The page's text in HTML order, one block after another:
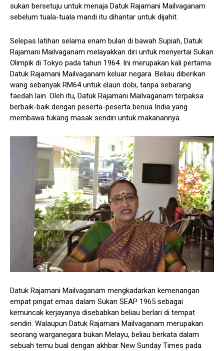
sukan bersetuju untuk menaja Datuk Rajamani Mailvaganam
sebelum tuala-tuala mandi itu dihantar untuk dijahit.
Selepas latihan selama enam bulan di bawah Supiah, Datuk
Rajamani Mailvaganam melayakkan diri untuk menyertai Sukan
Olimpik di Tokyo pada tahun 1964. Ini merupakan kali pertama
Datuk Rajamani Mailvaganam keluar negara. Beliau diberikan
wang sebanyak RM64 untuk elaun dobi, tanpa sebarang
faedah lain. Oleh itu, Datuk Rajamani Mailvaganam terpaksa
berbaik-baik dengan peserta-peserta benua India yang
membawa tukang masak sendiri untuk makanannya.
Datuk Rajamani Mailvaganam mengkadarkan kemenangan
empat pingat emas dalam Sukan SEAP 1965 sebagai
kemuncak kerjayanya disebabkan beliau berlari di tempat
sendiri. Walaupun Datuk Rajamani Mailvaganam merupakan
seorang warganegara bukan Melayu, beliau berkata dalam
sebuah temu bual dengan akhbar New Sunday Times pada